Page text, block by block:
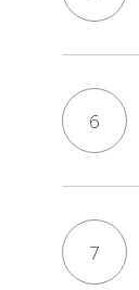
6
7